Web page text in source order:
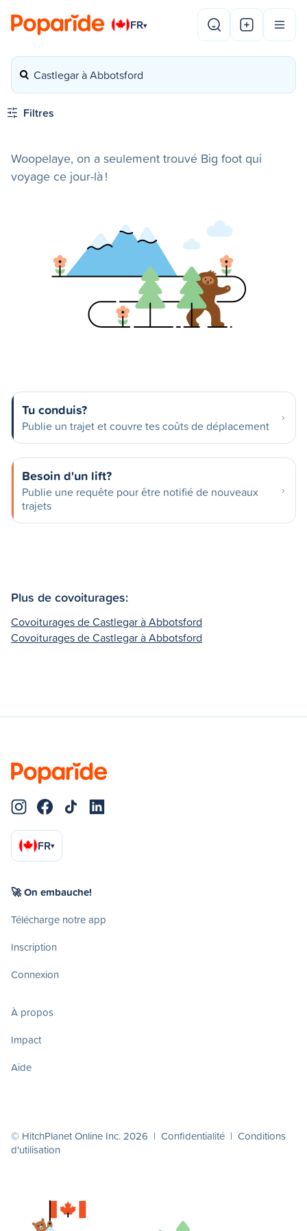
FR▾
Castlegar à Abbotsford
Filtres
Woopelaye, on a seulement trouvé Big foot qui
voyage ce jour-là !
Tu conduis?
Publie un trajet et couvre tes coûts de déplacement
Besoin d'un lift?
Publie une requête pour être notifié de nouveaux
trajets
Plus de covoiturages:
Covoiturages de Castlegar à Abbotsford
Covoiturages de Castlegar à Abbotsford
FR▾
🚀 On embauche!
Télécharge notre app
Inscription
Connexion
À propos
Impact
Aide
© HitchPlanet Online Inc. 2026 | Confidentialité | Conditions
d'utilisation